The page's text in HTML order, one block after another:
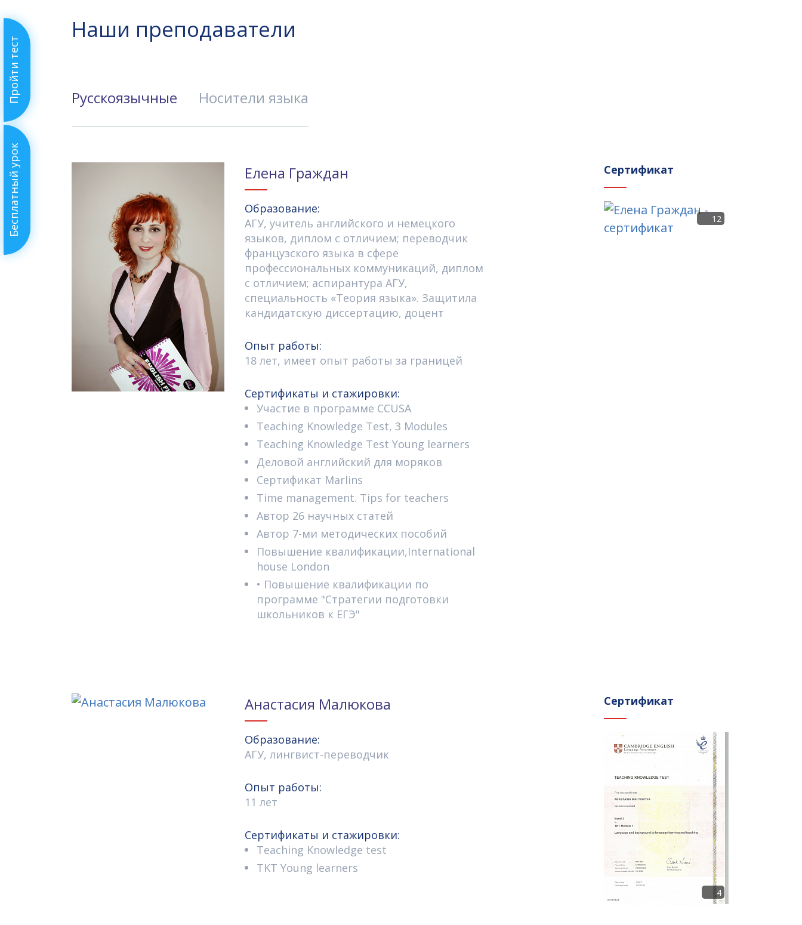
Бесплатный урок
Пройти тест
Наши преподаватели
Русскоязычные Носители языка
Елена Граждан
Образование:
АГУ, учитель английского и немецкого
языков, диплом с отличием; переводчик
французского языка в сфере
профессиональных коммуникаций, диплом
с отличием; аспирантура АГУ,
специальность «Теория языка». Защитила
кандидатскую диссертацию, доцент
Опыт работы:
18 лет, имеет опыт работы за границей
Сертификаты и стажировки:
Участие в программе CCUSA
Teaching Knowledge Тest, 3 Modules
Teaching Knowledge Тest Young learners
Деловой английский для моряков
Cертификат Marlins
Time management. Tips for teachers
Автор 26 научных статей
Автор 7-ми методических пособий
Повышение квалификации,International
house London
• Повышение квалификации по
программе "Стратегии подготовки
школьников к ЕГЭ"
Сертификат
12
Анастасия Малюкова
Образование:
АГУ, лингвист-переводчик
Опыт работы:
11 лет
Сертификаты и стажировки:
Teaching Knowledge test
TKT Young learners
Сертификат
4